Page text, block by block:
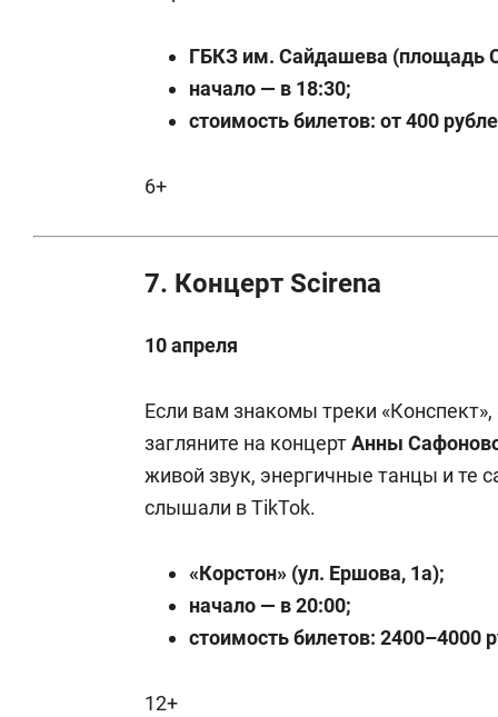
ГБКЗ им. Сайдашева (площадь
начало — в 18:30;
стоимость билетов: от 400
6+
7. Концерт Scirena
10 апреля
Если вам знакомы треки «Конспект»,
загляните на концертАнны
живой звук, энергичные танцы и те
слышали в TikTok.
«Корстон» (ул. Ершова, 1а);
начало — в 20:00;
стоимость билетов: 2400–4000
12+